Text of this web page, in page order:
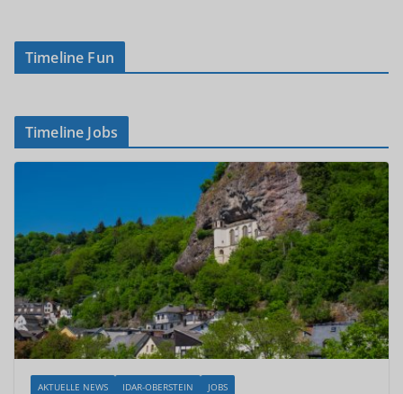
Timeline Fun
Timeline Jobs
AKTUELLE NEWS IDAR-OBERSTEIN JOBS